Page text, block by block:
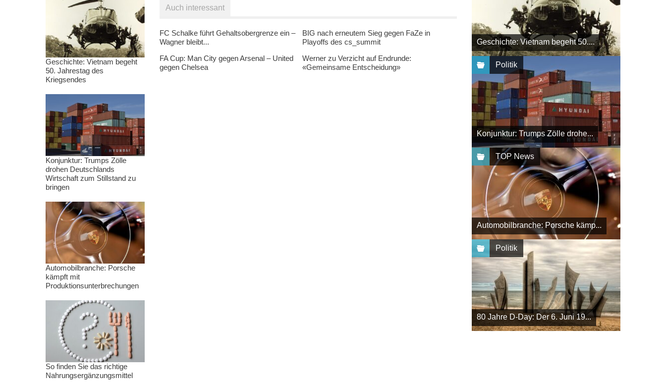
Auch interessant
FC Schalke führt Gehaltsobergrenze ein –
Wagner bleibt...
BIG nach erneutem Sieg gegen FaZe in
Playoffs des cs_summit
FA Cup: Man City gegen Arsenal – United
gegen Chelsea
Werner zu Verzicht auf Endrunde:
«Gemeinsame Entscheidung»
Geschichte: Vietnam begeht 50....
Politik
Konjunktur: Trumps Zölle drohe...
TOP News
Automobilbranche: Porsche kämp...
Politik
80 Jahre D-Day: Der 6. Juni 19...
Geschichte: Vietnam begeht
50. Jahrestag des
Kriegsendes
Konjunktur: Trumps Zölle
drohen Deutschlands
Wirtschaft zum Stillstand zu
bringen
Automobilbranche: Porsche
kämpft mit
Produktionsunterbrechungen
So finden Sie das richtige
Nahrungsergänzungsmittel